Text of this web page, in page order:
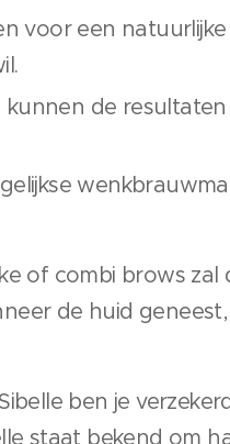
voor een
kunnen de
of combi brows zal
de huid
ben je
staat bekend om